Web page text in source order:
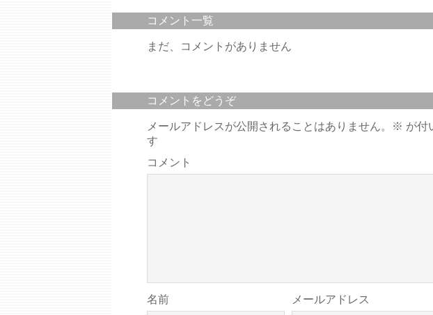
コメント一覧
まだ、コメントがありません
コメントをどうぞ
メールアドレスが公開されることはありません。 ※ が付
す
コメント
名前 メールアドレス